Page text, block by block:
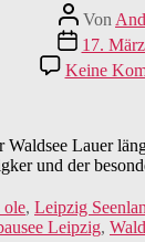
Beitragsautor
Von
17.
Keine
Lauer
und der
ole, Leipzig
Leipzig,